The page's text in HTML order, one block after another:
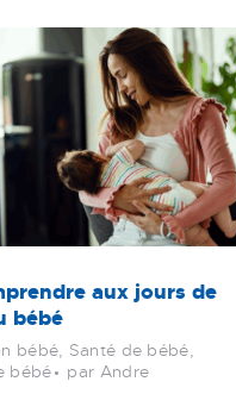
aux jours de
bébé
bébé, Santé de bébé,
bébé
par Andre